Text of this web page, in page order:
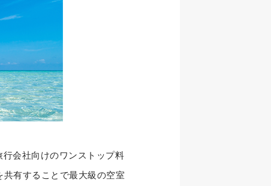
会社向けのワンストップ料
有することで最大級の空室